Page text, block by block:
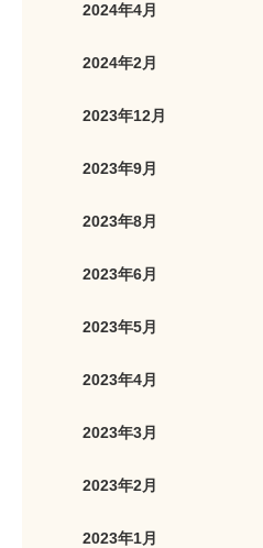
2024年4月
2024年2月
2023年12月
2023年9月
2023年8月
2023年6月
2023年5月
2023年4月
2023年3月
2023年2月
2023年1月